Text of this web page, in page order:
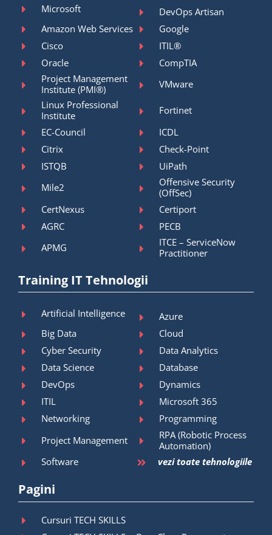
Microsoft
DevOps Artisan
Amazon Web Services
Google
Cisco
ITIL®
Oracle
CompTIA
Project Management
Institute (PMI®)
VMware
Linux Professional
Institute
Fortinet
EC-Council
ICDL
Citrix
Check-Point
ISTQB
UiPath
Mile2
Offensive Security
(OffSec)
CertNexus
Certiport
AGRC
PECB
APMG
ITCE – ServiceNow
Practitioner
Training IT Tehnologii
Artificial Intelligence
Azure
Big Data
Cloud
Cyber Security
Data Analytics
Data Science
Database
DevOps
Dynamics
ITIL
Microsoft 365
Networking
Programming
Project Management
RPA (Robotic Process
Automation)
Software
vezi toate tehnologiile
Pagini
Cursuri TECH SKILLS